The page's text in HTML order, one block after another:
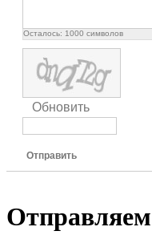
Осталось: 1000 символов
Обновить
Отправить
Отправляем